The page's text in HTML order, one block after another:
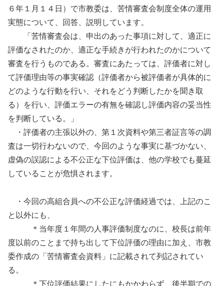
６年１月１４日）で市教委は、苦情審査会制度全体の運用
実態について、回答、説明しています。
「苦情審査会は、申出のあった事項に対して、適正に
評価なされたのか、適正な手続きが行われたのかについて
審査を行うものである。審査にあたっては、評価者に対し
て評価理由等の事実確認（評価者から被評価者が具体的に
どのような行動を行い、それをどう判断したかを聞き取
る）を行い、評価エラーの有無を確認し評価内容の妥当性
を判断している。」
・評価者の主張以外の、第１次資料や第三者証言等の調
査は一切行わないので、今回のような事実に基づかない、
虚偽の誤認による不公正な下位評価は、他の学校でも蔓延
していることが危惧されます。
・今回の高組合員への不公正な評価経過では、上記のこ
と以外にも、
＊当年度１年間の人事評価制度なのに、校長は前年
度以前のことまで持ち出して下位評価の理由に加え、市教
委作成の「苦情審査会資料」に記載されて列記されてい
る。
＊下位評価結果にしたにもかかわらず、後半期での